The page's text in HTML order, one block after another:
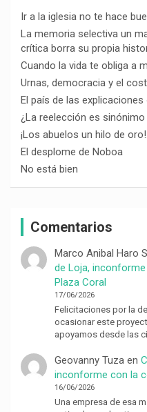
Ir a la iglesia no te hace
La memoria selectiva un
crítica borra su propia
Cuando la vida te obliga a
Urnas, democracia y el
El país de las
¿La reelección es
¡Los abuelos un hilo de
El desplome de Noboa
No está bien
Comentarios
Marco Anibal Haro
de Loja,
Plaza Coral
17/06/2026
Felicitaciones por la
ocasionar este
apoyamos desde las
Geovanny Tuzaen
inconforme con la
16/06/2026
Una empresa de esa